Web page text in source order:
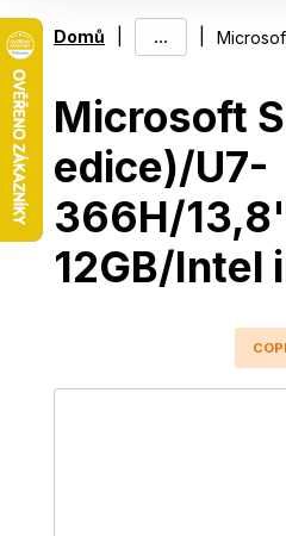
Domů ...
Microsoft
edice)/U7-
366H/
12GB/Intel